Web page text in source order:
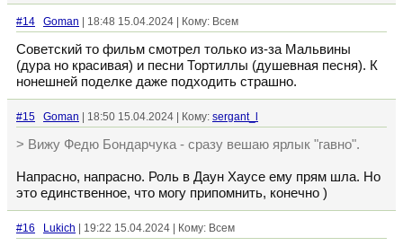
#14 Goman | 18:48 15.04.2024 | Кому: Всем
Советский то фильм смотрел только из-за Мальвины
(дура но красивая) и песни Тортиллы (душевная песня). К
нонешней поделке даже подходить страшно.
#15 Goman | 18:50 15.04.2024 | Кому: sergant_l
> Вижу Федю Бондарчука - сразу вешаю ярлык "гавно".
Напрасно, напрасно. Роль в Даун Хаусе ему прям шла. Но
это единственное, что могу припомнить, конечно )
#16 Lukich | 19:22 15.04.2024 | Кому: Всем